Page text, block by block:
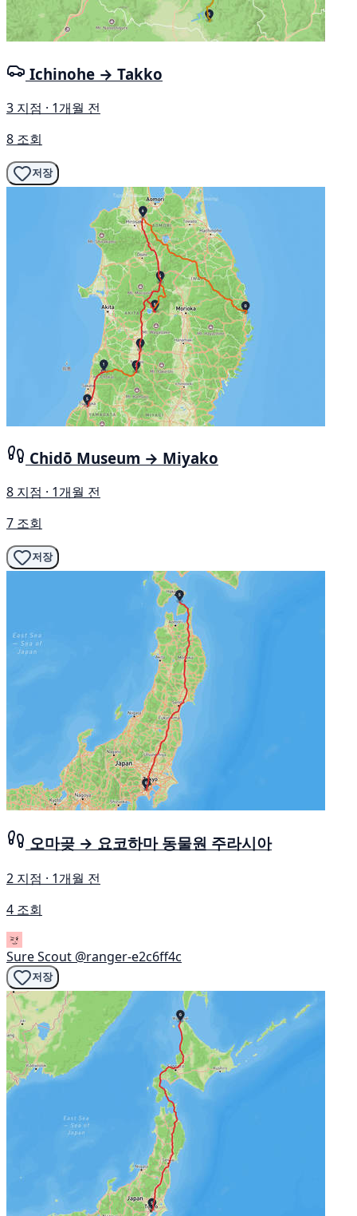
Ichinohe → Takko
3 지점 · 1개월 전
8 조회
저장
Chidō Museum → Miyako
8 지점 · 1개월 전
7 조회
저장
오마곶 → 요코하마 동물원 주라시아
2 지점 · 1개월 전
4 조회
Sure Scout @ranger-e2c6ff4c
저장